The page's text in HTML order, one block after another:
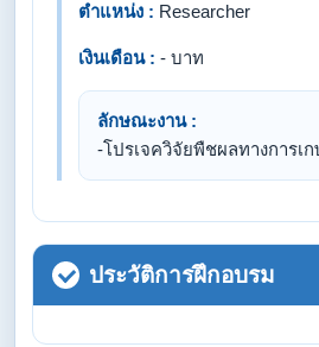
ตำแหน่ง : Researcher
เงินเดือน : - บาท
ลักษณะงาน :
-โปรเจควิจัยพืชผลทางการเ
ประวัติการฝึกอบรม